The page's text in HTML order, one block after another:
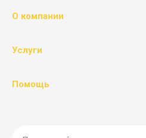
О компании
Услуги
Помощь